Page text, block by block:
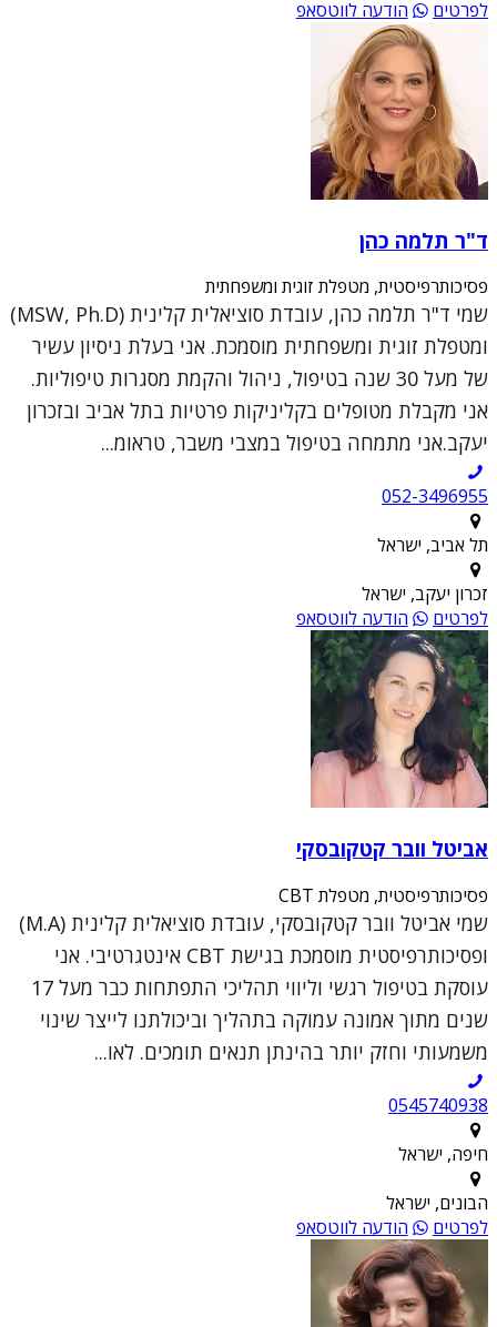
לפרטים הודעה לווטסאפ
ד"ר תלמה כהן
פסיכותרפיסטית, מטפלת זוגית ומשפחתית
שמי ד"ר תלמה כהן, עובדת סוציאלית קלינית (MSW, Ph.D)
ומטפלת זוגית ומשפחתית מוסמכת. אני בעלת ניסיון עשיר
של מעל 30 שנה בטיפול, ניהול והקמת מסגרות טיפוליות.
אני מקבלת מטופלים בקליניקות פרטיות בתל אביב ובזכרון
יעקב.אני מתמחה בטיפול במצבי משבר, טראומ...
052-3496955
תל אביב, ישראל
זכרון יעקב, ישראל
לפרטים
הודעה לווטסאפ
אביטל וובר קטקובסקי
פסיכותרפיסטית, מטפלת CBT
שמי אביטל וובר קטקובסקי, עובדת סוציאלית קלינית (M.A)
ופסיכותרפיסטית מוסמכת בגישת CBT אינטגרטיבי. אני
עוסקת בטיפול רגשי וליווי תהליכי התפתחות כבר מעל 17
שנים מתוך אמונה עמוקה בתהליך וביכולתנו לייצר שינוי
משמעותי וחזק יותר בהינתן תנאים תומכים. לאו...
0545740938
חיפה, ישראל
הבונים, ישראל
לפרטים
הודעה לווטסאפ